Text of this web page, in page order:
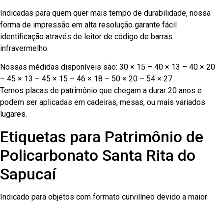
Indicadas para quem quer mais tempo de durabilidade, nossa
forma de impressão em alta resolução garante fácil
identificação através de leitor de código de barras
infravermelho.
Nossas médidas disponíveis são: 30 × 15 – 40 × 13 – 40 × 20
– 45 × 13 – 45 × 15 – 46 × 18 – 50 × 20 – 54 × 27.
Temos placas de patrimônio que chegam a durar 20 anos e
podem ser aplicadas em cadeiras, mesas, ou mais variados
lugares.
Etiquetas para Patrimônio de
Policarbonato Santa Rita do
Sapucaí
Indicado para objetos com formato curvilíneo devido a maior